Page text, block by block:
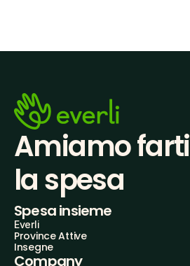
Amiamo farti
la spesa
Spesa insieme
Everli
Province Attive
Insegne
Company